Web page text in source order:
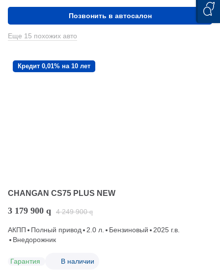
Позвонить в автосалон
Еще 15 похожих авто
Кредит 0,01% на 10 лет
CHANGAN CS75 PLUS NEW
3 179 900 q 4 249 900 q
АКПП Полный привод 2.0 л. Бензиновый
2025 г.в.
Внедорожник
Гарантия В наличии